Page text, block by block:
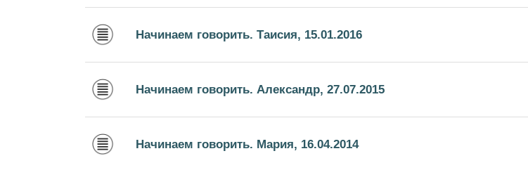
Начинаем говорить. Таисия, 15.01.2016
Начинаем говорить. Александр, 27.07.2015
Начинаем говорить. Мария, 16.04.2014